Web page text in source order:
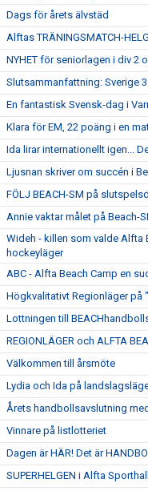
Dags för årets älvstäd
Alftas TRÄNINGSMATCH-
NYHET för seniorlagen i div 2
Slutsammanfattning: Sverige
En fantastisk Svensk-dag i
Klara för EM, 22 poäng i en
Ida lirar internationellt igen...
Ljusnan skriver om succén i
FÖLJ BEACH-SM på
Annie vaktar målet på Beach-
Wideh - killen som valde Alfta
hockeyläger
ABC - Alfta Beach Camp en
Högkvalitativt Regionläger på
Lottningen till
REGIONLÄGER och ALFTA
Välkommen till årsmöte
Lydia och Ida på
Årets handbollsavslutning
Vinnare på listlotteriet
Dagen är HÄR! Det är
SUPERHELGEN i Alfta Sporthall